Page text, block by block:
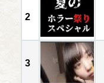
2
3